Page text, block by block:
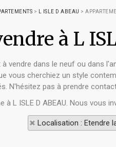
> L ISLE D ABEAU >
à L
vendre dans le neuf ou dans
vous cherchiez un style
N'hésitez pas à prendre
à L ISLE D ABEAU. Nous vous
Localisation : Etendre